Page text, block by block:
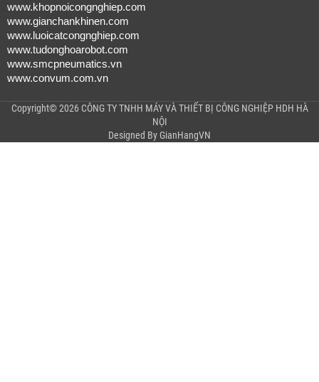
www.khopnoicongnghiep.com
www.gianchankhinen.com
www.luoicatcongnghiep.com
www.tudonghoarobot.com
www.smcpneumatics.vn
www.convum.com.vn
Copyright© 2026 CÔNG TY TNHH MÁY VÀ THIẾT BỊ CÔNG NGHIỆP HDH HÀ
NỘI
Designed By GianHangVN